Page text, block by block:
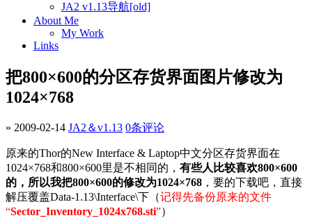
JA2 v1.13导航[old]
About Me
My Work
Links
把800×600的分区存货界面图片修改为
1024×768
» 2009-02-14 JA2＆v1.13 0条评论
原来的Thor的New Interface & Laptop中文分区存货界面在
1024×768和800×600里是不相同的， 有些人比较喜欢800×600
的，所以我把800×600的修改为1024×768 ，要的下载吧，直接
解压覆盖Data-1.13\Interface\下（记得先备份原来的文件
“Sector_Inventory_1024x768.sti”）